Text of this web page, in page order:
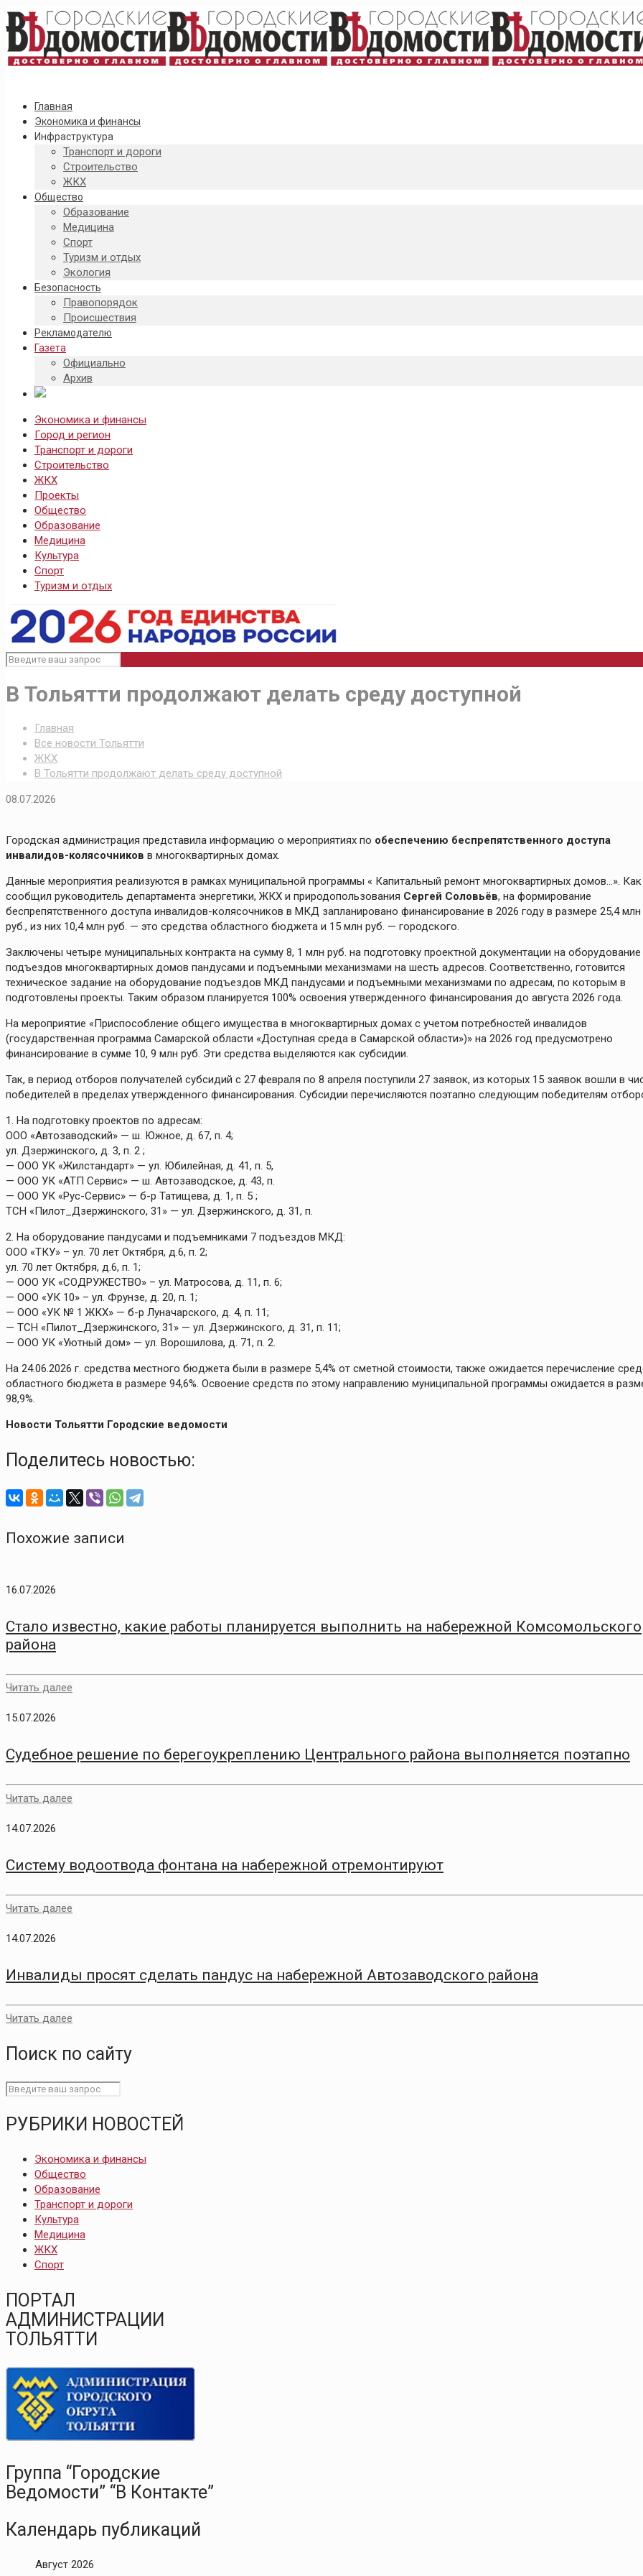
Главная
Экономика и финансы
Инфраструктура
Транспорт и дороги
Строительство
ЖКХ
Общество
Образование
Медицина
Спорт
Туризм и отдых
Экология
Безопасность
Правопорядок
Происшествия
Рекламодателю
Газета
Официально
Архив
Экономика и финансы
Город и регион
Транспорт и дороги
Строительство
ЖКХ
Проекты
Общество
Образование
Медицина
Культура
Спорт
Туризм и отдых
В Тольятти продолжают делать среду доступной
Главная
Все новости Тольятти
ЖКХ
В Тольятти продолжают делать среду доступной
08.07.2026
Городская администрация представила информацию о мероприятиях по обеспечению беспрепятственного доступа
инвалидов-колясочников в многоквартирных домах.
Данные мероприятия реализуются в рамках муниципальной программы « Капитальный ремонт многоквартирных домов…». Как
сообщил руководитель департамента энергетики, ЖКХ и природопользования Сергей Соловьёв, на формирование
беспрепятственного доступа инвалидов-колясочников в МКД запланировано финансирование в 2026 году в размере 25,4 млн
руб., из них 10,4 млн руб. — это средства областного бюджета и 15 млн руб. — городского.
Заключены четыре муниципальных контракта на сумму 8, 1 млн руб. на подготовку проектной документации на оборудование
подъездов многоквартирных домов пандусами и подъемными механизмами на шесть адресов. Соответственно, готовится
техническое задание на оборудование подъездов МКД пандусами и подъемными механизмами по адресам, по которым в
подготовлены проекты. Таким образом планируется 100% освоения утвержденного финансирования до августа 2026 года.
На мероприятие «Приспособление общего имущества в многоквартирных домах с учетом потребностей инвалидов
(государственная программа Самарской области «Доступная среда в Самарской области»)» на 2026 год предусмотрено
финансирование в сумме 10, 9 млн руб. Эти средства выделяются как субсидии.
Так, в период отборов получателей субсидий с 27 февраля по 8 апреля поступили 27 заявок, из которых 15 заявок вошли в
победителей в пределах утвержденного финансирования. Субсидии перечисляются поэтапно следующим победителям
1. На подготовку проектов по адресам:
ООО «Автозаводский» — ш. Южное, д. 67, п. 4;
ул. Дзержинского, д. 3, п. 2 ;
— ООО УК «Жилстандарт» — ул. Юбилейная, д. 41, п. 5,
— ООО УК «АТП Сервис» — ш. Автозаводское, д. 43, п.
— ООО УК «Рус-Сервис» — б-р Татищева, д. 1, п. 5 ;
ТСН «Пилот_Дзержинского, 31» — ул. Дзержинского, д. 31, п.
2. На оборудование пандусами и подъемниками 7 подъездов МКД:
ООО «ТКУ» – ул. 70 лет Октября, д.6, п. 2;
ул. 70 лет Октября, д.6, п. 1;
— ООО УК «СОДРУЖЕСТВО» – ул. Матросова, д. 11, п. 6;
— ООО «УК 10» – ул. Фрунзе, д. 20, п. 1;
— ООО «УК № 1 ЖКХ» — б-р Луначарского, д. 4, п. 11;
— ТСН «Пилот_Дзержинского, 31» — ул. Дзержинского, д. 31, п. 11;
— ООО УК «Уютный дом» — ул. Ворошилова, д. 71, п. 2.
На 24.06.2026 г. средства местного бюджета были в размере 5,4% от сметной стоимости, также ожидается перечисление
областного бюджета в размере 94,6%. Освоение средств по этому направлению муниципальной программы ожидается в
98,9%.
Новости Тольятти Городские ведомости
Поделитесь новостью:
Похожие записи
16.07.2026
Стало известно, какие работы планируется выполнить на набережной Комсомольского
района
Читать далее
15.07.2026
Судебное решение по берегоукреплению Центрального района выполняется поэтапно
Читать далее
14.07.2026
Систему водоотвода фонтана на набережной отремонтируют
Читать далее
14.07.2026
Инвалиды просят сделать пандус на набережной Автозаводского района
Читать далее
Поиск по сайту
РУБРИКИ НОВОСТЕЙ
Экономика и финансы
Общество
Образование
Транспорт и дороги
Культура
Медицина
ЖКХ
Спорт
ПОРТАЛ
АДМИНИСТРАЦИИ
ТОЛЬЯТТИ
Группа “Городские
Ведомости” “В Контакте”
Календарь публикаций
Август 2026